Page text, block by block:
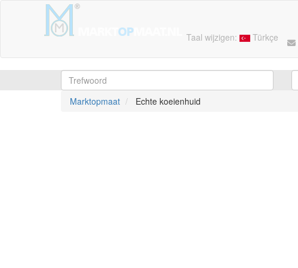
Taal wijzigen: Türkçe
Marktopmaat
Echte koeienhuid